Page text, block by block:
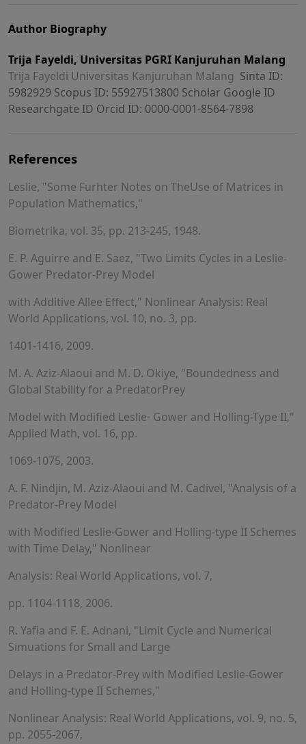
Author Biography
Trija Fayeldi, Universitas PGRI Kanjuruhan Malang
Trija Fayeldi Universitas Kanjuruhan Malang Sinta ID:
5982929 Scopus ID: 55927513800 Scholar Google ID
Researchgate ID Orcid ID: 0000-0001-8564-7898
References
Leslie, "Some Furhter Notes on TheUse of Matrices in
Population Mathematics,"
Biometrika, vol. 35, pp. 213-245, 1948.
E. P. Aguirre and E. Saez, "Two Limits Cycles in a Leslie-
Gower Predator-Prey Model
with Additive Allee Effect," Nonlinear Analysis: Real
World Applications, vol. 10, no. 3, pp.
1401-1416, 2009.
M. A. Aziz-Alaoui and M. D. Okiye, "Boundedness and
Global Stability for a PredatorPrey
Model with Modified Leslie- Gower and Holling-Type II,"
Applied Math, vol. 16, pp.
1069-1075, 2003.
A. F. Nindjin, M. Aziz-Alaoui and M. Cadivel, "Analysis of a
Predator-Prey Model
with Modified Leslie-Gower and Holling-type II Schemes
with Time Delay," Nonlinear
Analysis: Real World Applications, vol. 7,
pp. 1104-1118, 2006.
R. Yafia and F. E. Adnani, "Limit Cycle and Numerical
Simuations for Small and Large
Delays in a Predator-Prey with Modified Leslie-Gower
and Holling-type II Schemes,"
Nonlinear Analysis: Real World Applications, vol. 9, no. 5,
pp. 2055-2067,